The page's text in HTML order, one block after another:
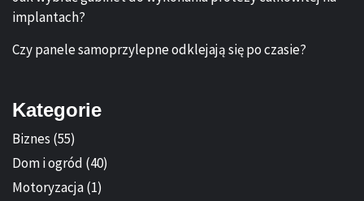
implantach?
Czy panele samoprzylepne odklejają się po czasie?
Kategorie
Biznes (55)
Dom i ogród (40)
Motoryzacja(1)